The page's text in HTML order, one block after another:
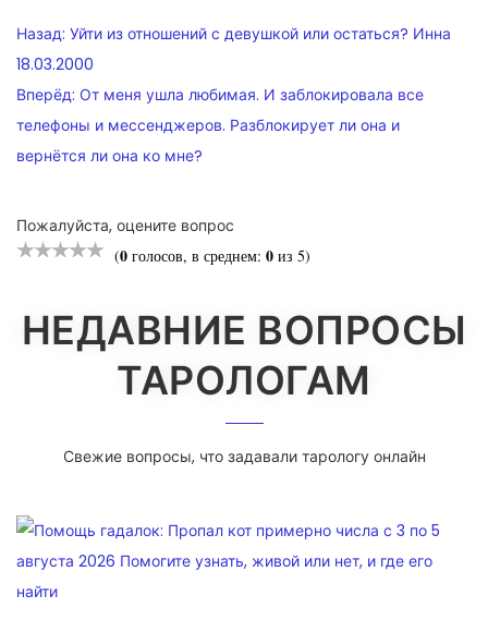
НАВИГАЦИЯ
ПО
ЗАПИСЯМ
Назад: Уйти из отношений с девушкой или остаться? Инна
18.03.2000
Вперёд: От меня ушла любимая. И заблокировала все
телефоны и мессенджеров. Разблокирует ли она и
вернётся ли она ко мне?
Пожалуйста, оцените вопрос
(0 голосов, в среднем: 0 из 5)
НЕДАВНИЕ ВОПРОСЫ
ТАРОЛОГАМ
Свежие вопросы, что задавали тарологу онлайн